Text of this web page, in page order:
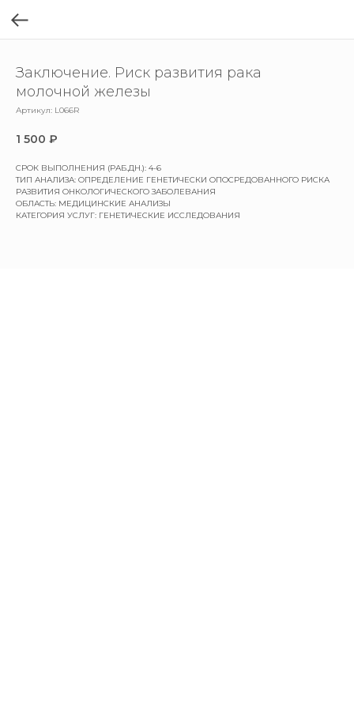
Заключение. Риск развития рака
молочной железы
Артикул: L066R
1 500 ₽
СРОК ВЫПОЛНЕНИЯ (РАБ.ДН.): 4-6
ТИП АНАЛИЗА: ОПРЕДЕЛЕНИЕ ГЕНЕТИЧЕСКИ ОПОСРЕДОВАННОГО РИСКА
РАЗВИТИЯ ОНКОЛОГИЧЕСКОГО ЗАБОЛЕВАНИЯ
ОБЛАСТЬ: МЕДИЦИНСКИЕ АНАЛИЗЫ
КАТЕГОРИЯ УСЛУГ: ГЕНЕТИЧЕСКИЕ ИССЛЕДОВАНИЯ